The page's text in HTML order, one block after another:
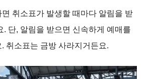
취소표가 발생할 때마다 알림을 받
. 단, 알림을 받으면 신속하게 예매를
취소표는 금방 사라지거든요.